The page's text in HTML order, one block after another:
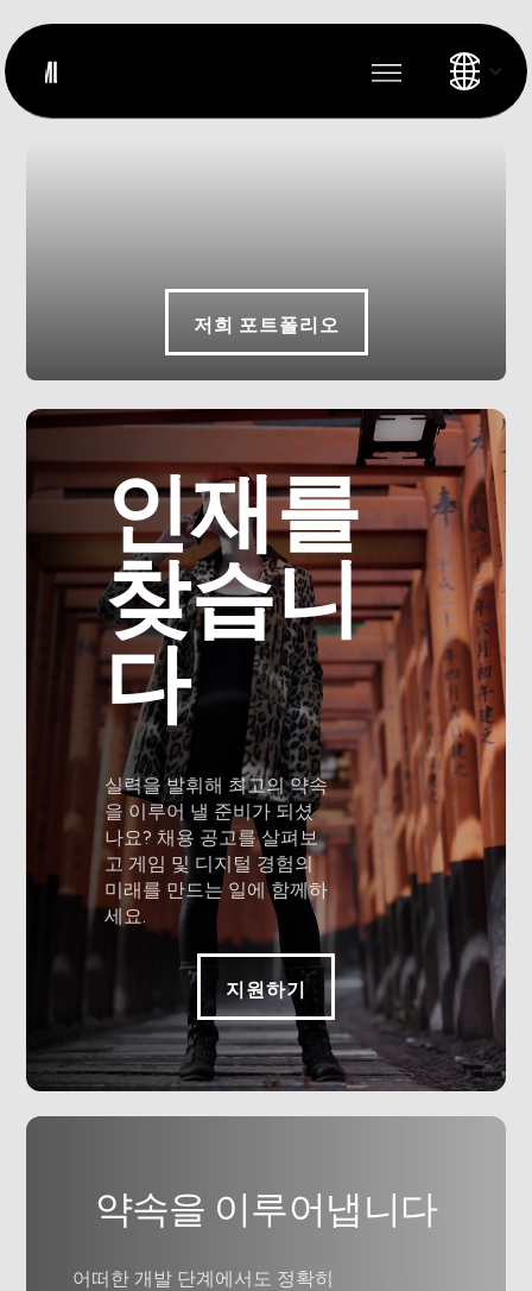
저희 포트폴리오
인재를
찾습니
다
실력을 발휘해 최고의 약속
을 이루어 낼 준비가 되셨
나요? 채용 공고를 살펴보
고 게임 및 디지털 경험의
미래를 만드는 일에 함께하
세요.
지원하기
약속을 이루어냅니다
어떠한 개발 단계에서도 정확히